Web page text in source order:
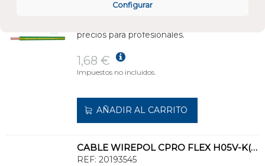
Configurar
Añade al carrito y sigue el proceso de
precios para profesionales.
1,68 €
Impuestos no incluidos.
AÑADIR AL CARRITO
CABLE WIREPOL CPRO FLEX H05V-K(500V)-H07V-K(750V)1x4 AZ(SE SUMINISTRA CJ.100m)
REF: 20193545